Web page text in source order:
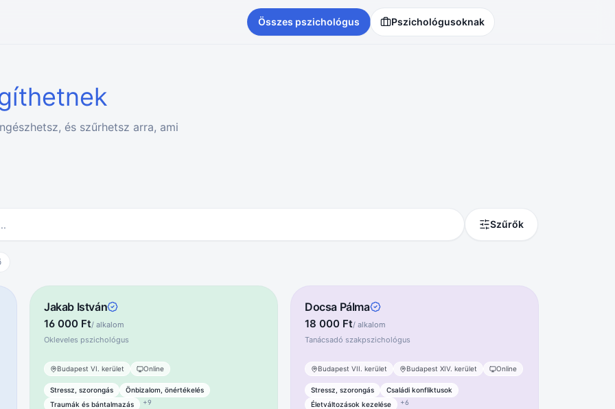
Összes pszichológus Pszichológusoknak
és szűrhetsz arra, ami
Szűrők
Jakab István
16 000 Ft/ alkalom
Okleveles pszichológus
Szabad időpont
Budapest VI. kerület Online
Stressz, szorongás
Önbizalom, önértékelés
Traumák és bántalmazás
+9
Docsa Pálma
18 000 Ft/ alkalom
Tanácsadó szakpszichológus
Szabad időpont
Budapest VII. kerület Budapest XIV. kerület Online
Stressz, szorongás
Családi konfliktusok
Életváltozások kezelése
+6